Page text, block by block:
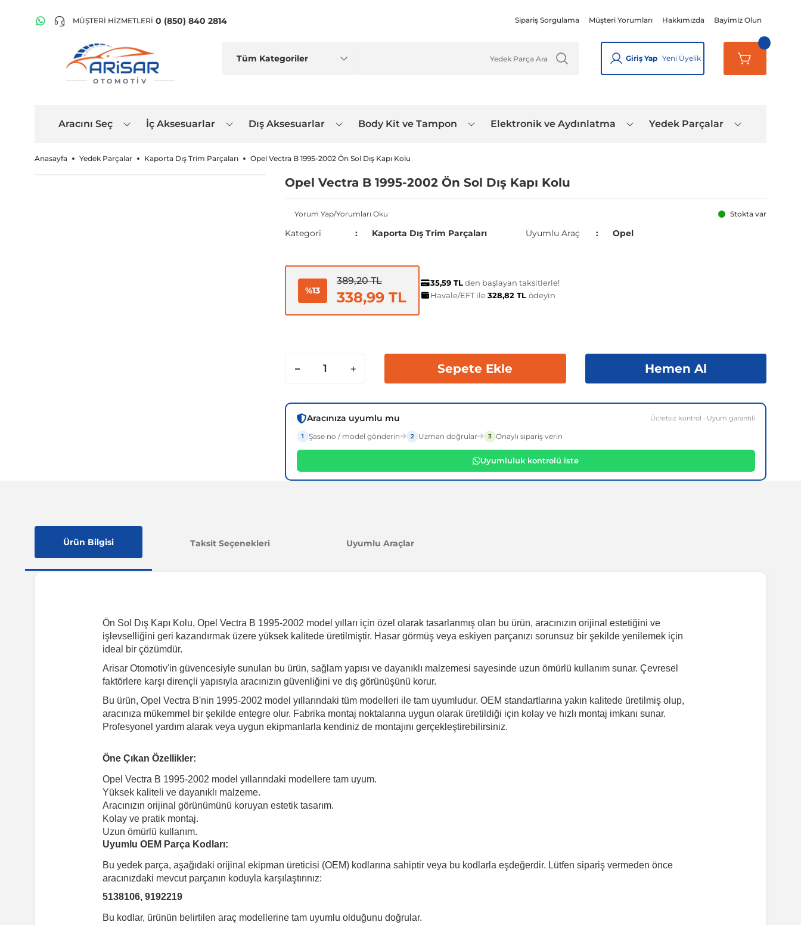
MÜŞTERİ HİZMETLERİ 0 (850) 840 2814 Sipariş Sorgulama Müşteri Yorumları Hakkımızda Bayimiz Olun
OTOMOTIV
Giriş Yap Yeni Üyelik
Aracını Seç İç Aksesuarlar Dış Aksesuarlar Body Kit ve Tampon Elektronik ve Aydınlatma Yedek Parçalar
Anasayfa Yedek Parçalar Kaporta Dış Trim Parçaları Opel Vectra B 1995-2002 Ön Sol Dış Kapı Kolu
Opel Vectra B 1995-2002 Ön Sol Dış Kapı Kolu
Yorum Yap/Yorumları Oku Stokta var
Kategori Kaporta Dış Trim Parçaları Uyumlu Araç Opel
%13
389,20 TL
338,99 TL
35,59 TLden başlayan taksitlerle!
Havale/EFT ile328,82 TL ödeyin
Sepete Ekle Hemen Al
Aracınıza uyumlu mu Ücretsiz kontrol · Uyum garantili
1 Şase no / model gönderin 2 Uzman doğrular 3 Onaylı sipariş verin
Uyumluluk kontrolü iste
Ürün Bilgisi Taksit Seçenekleri Uyumlu Araçlar
Ön Sol Dış Kapı Kolu, Opel Vectra B 1995-2002 model yılları için özel olarak tasarlanmış olan bu ürün, aracınızın orijinal estetiğini ve
işlevselliğini geri kazandırmak üzere yüksek kalitede üretilmiştir. Hasar görmüş veya eskiyen parçanızı sorunsuz bir şekilde yenilemek için
ideal bir çözümdür.
Arisar Otomotiv'in güvencesiyle sunulan bu ürün, sağlam yapısı ve dayanıklı malzemesi sayesinde uzun ömürlü kullanım sunar. Çevresel
faktörlere karşı dirençli yapısıyla aracınızın güvenliğini ve dış görünüşünü korur.
Bu ürün, Opel Vectra B'nin 1995-2002 model yıllarındaki tüm modelleri ile tam uyumludur. OEM standartlarına yakın kalitede üretilmiş olup,
aracınıza mükemmel bir şekilde entegre olur. Fabrika montaj noktalarına uygun olarak üretildiği için kolay ve hızlı montaj imkanı sunar.
Profesyonel yardım alarak veya uygun ekipmanlarla kendiniz de montajını gerçekleştirebilirsiniz.
Öne Çıkan Özellikler:
Opel Vectra B 1995-2002 model yıllarındaki modellere tam uyum.
Yüksek kaliteli ve dayanıklı malzeme.
Aracınızın orijinal görünümünü koruyan estetik tasarım.
Kolay ve pratik montaj.
Uzun ömürlü kullanım.
Uyumlu OEM Parça Kodları:
Bu yedek parça, aşağıdaki orijinal ekipman üreticisi (OEM) kodlarına sahiptir veya bu kodlarla eşdeğerdir. Lütfen sipariş vermeden önce
aracınızdaki mevcut parçanın koduyla karşılaştırınız:
5138106, 9192219
Bu kodlar, ürünün belirtilen araç modellerine tam uyumlu olduğunu doğrular.